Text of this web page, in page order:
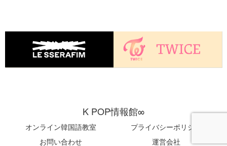
K POP情報館∞
オンライン韓国語教室
プライバシーポリシー
お問い合わせ
運営会社